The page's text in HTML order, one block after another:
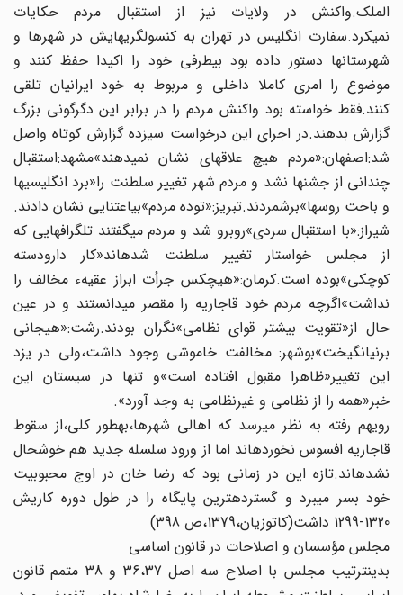
الملک.واکنش در ولایات نیز از استقبال‏ مردم حکایات
نمی‏کرد.سفارت انگلیس در تهران به کنسولگری‏هایش‏ در شهرها و
شهرستان‏ها دستور داده بود بی‏طرفی خود را اکیدا حفظ کنند و
موضوع را امری کاملا داخلی و مربوط به خود ایرانیان تلقی‏
کنند.فقط خواسته بود واکنش مردم را در برابر این دگرگونی بزرگ‏
گزارش بدهند.در اجرای این درخواست سیزده گزارش کوتاه واصل‏
شد:اصفهان:«مردم هیچ علاقه‏ای نشان نمی‏دهند»مشهد:استقبال‏
چندانی از جشن‏ها نشد و مردم شهر تغییر سلطنت را«برد انگلیسی‏ها
و باخت روس‏ها»برشمردند.تبریز:«توده مردم»بی‏اعتنایی نشان دادند.
شیراز:«با استقبال سردی»روبرو شد و مردم می‏گفتند تلگراف‏هایی که‏
از مجلس خواستار تغییر سلطنت شده‏اند«کار دارودسته
کوچکی»بوده‏ است.کرمان:«هیچکس جرأت ابراز عقیهء مخالف را
نداشت»اگرچه‏ مردم خود قاجاریه را مقصر می‏دانستند و در عین
حال از«تقویت بیشتر قوای نظامی»نگران بودند.رشت:«هیجانی
برنیانگیخت»بوشهر: مخالفت خاموشی وجود داشت،ولی در یزد
این تغییر«ظاهرا مقبول‏ افتاده است»و تنها در سیستان این
خبر«همه را از نظامی و غیرنظامی‏ به وجد آورد».
رویهم رفته به نظر می‏رسد که اهالی شهرها،به‏طور کلی،از سقوط
قاجاریه افسوس نخورده‏اند اما از ورود سلسله جدید هم خوشحال‏
نشده‏اند.تازه این در زمانی بود که رضا خان در اوج محبوبیت
خود بسر می‏برد و گسترده‏ترین پایگاه را در طول دوره کاریش
1320-1299 داشت(کاتوزیان،1379،ص 398)
مجلس مؤسسان و اصلاحات در قانون اساسی
بدین‏ترتیب مجلس با اصلاح سه اصل 36،37 و 38 متمم قانون‏